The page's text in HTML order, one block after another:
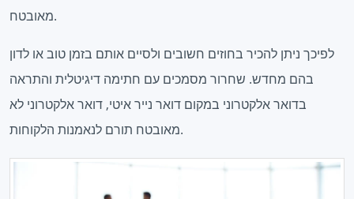
מאובטח.
לפיכך ניתן להכיר בחוזים חשובים ולסיים אותם בזמן טוב או לדון
בהם מחדש. שחרור מסמכים עם חתימה דיגיטלית והתראה
בדואר אלקטרוני במקום דואר נייר איטי, דואר אלקטרוני לא
מאובטח תורם לנאמנות הלקוחות.